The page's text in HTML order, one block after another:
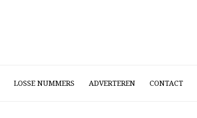
LOSSE NUMMERS ADVERTEREN CONTACT